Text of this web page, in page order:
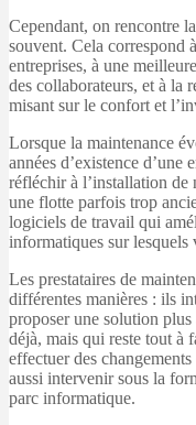
Cependant, on rencontre
souvent. Cela correspond
entreprises, à une
des collaborateurs, et à la
misant sur le confort et
Lorsque la maintenance
années d’existence d’une
réfléchir à l’installation de
une flotte parfois trop
logiciels de travail qui
informatiques sur lesquels
Les prestataires de
différentes manières : ils
proposer une solution plus
déjà, mais qui reste tout à
effectuer des
aussi intervenir sous la
parc informatique.